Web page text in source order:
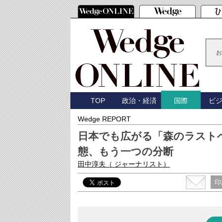
TOP 政治・経済 国際 ビ
Wedge REPORT
日本でも広がる「森のラス
態、もう一つの分断
田中淳夫 （ ジャーナリスト）